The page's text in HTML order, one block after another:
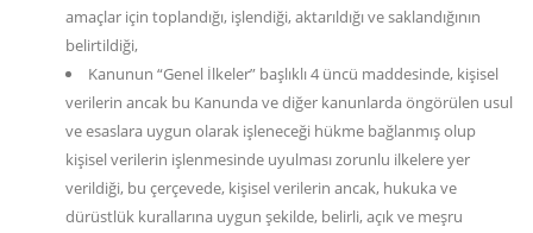
amaçlar için toplandığı, işlendiği, aktarıldığı ve saklandığının
belirtildiği,
Kanunun “Genel İlkeler” başlıklı 4 üncü maddesinde, kişisel
verilerin ancak bu Kanunda ve diğer kanunlarda öngörülen usul
ve esaslara uygun olarak işleneceği hükme bağlanmış olup
kişisel verilerin işlenmesinde uyulması zorunlu ilkelere yer
verildiği, bu çerçevede, kişisel verilerin ancak, hukuka ve
dürüstlük kurallarına uygun şekilde, belirli, açık ve meşru